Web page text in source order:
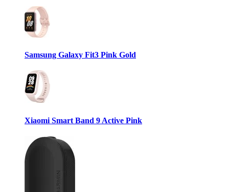
Samsung Galaxy Fit3 Pink Gold
Xiaomi Smart Band 9 Active Pink